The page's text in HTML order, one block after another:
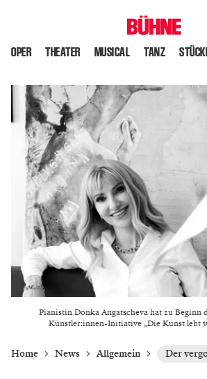
OPER THEATER MUSICAL TANZ
Pianistin Donka Angatscheva hat zu Beginn
Künstler:innen-Initiative „Die Kunst lebt
Home News Allgemein Der